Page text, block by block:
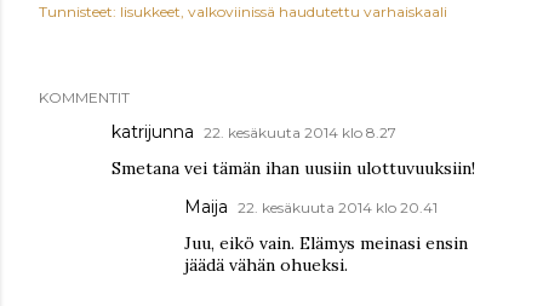
Tunnisteet: lisukkeet valkoviinissä haudutettu varhaiskaali
KOMMENTIT
katrijunna 22. kesäkuuta 2014 klo 8.27
Smetana vei tämän ihan uusiin ulottuvuuksiin!
Maija 22. kesäkuuta 2014 klo 20.41
Juu, eikö vain. Elämys meinasi ensin
jäädä vähän ohueksi.